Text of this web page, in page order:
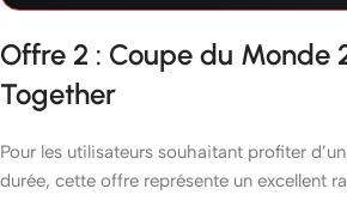
Offre 2 : Coupe du Monde
Together
Pour les utilisateurs souhaitant profiter
durée, cette offre représente un excellent